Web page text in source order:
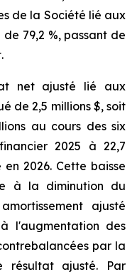
de la Société lié aux
79,2 %, passant de
net ajusté lié aux
de 2,5 millions $, soit
au cours des six
2025 à 22,7
2026. Cette baisse
à la diminution du
ajusté
l'augmentation des
par la
résultat ajusté. Par